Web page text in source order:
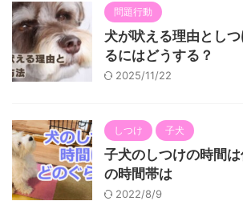
問題行動
犬が吠える理由とし
るにはどうする？
2025/11/22
しつけ 子犬
子犬のしつけの時間
の時間帯は
2022/8/9